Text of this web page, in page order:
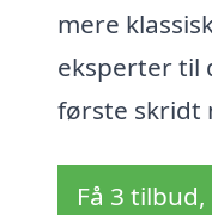
mere
eksperter til
første skridt
Få 3